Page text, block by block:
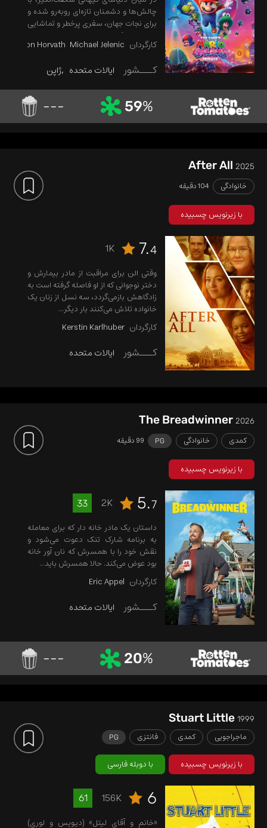
چالش‌ها و دشمنان تازه‌ای روبه‌رو شده و
برای نجات جهان، سفری پرخطر و تماشایی
را تجربه می‌کند.
کارگردان Michael Jelenic
Aaron Horvath
کـــشور ایالات متحده ژاپن
59%
---
After All2025
خانوادگی 104 دقیقه
با زیرنویس چسبیده
7.4
1K
وقتی الن برای مراقبت از مادر بیمارش و
دختر نوجوانی که از او فاصله گرفته است به
زادگاهش بازمی‌گردد، سه نسل از زنان یک
خانواده تلاش می‌کنند بار دیگر...
کارگردان Kerstin Karlhuber
کـــشور ایالات متحده
The Breadwinner2026
کمدی خانوادگی PG 99 دقیقه
با زیرنویس چسبیده
5.7
2K
33
داستان یک مادر خانه دار که برای معامله
به برنامه شارک تنک دعوت می‌شود و
نقش خود را با همسرش که نان آور خانه
بود عوض می‌کند. حالا همسرش باید...
کارگردان Eric Appel
کـــشور ایالات متحده
20%
---
Stuart Little1999
ماجراجویی کمدی فانتزی PG
با زیرنویس چسبیده با دوبله فارسی
6
156K
61
«خانم و آقاي ليتل» (ديويس و لوري)